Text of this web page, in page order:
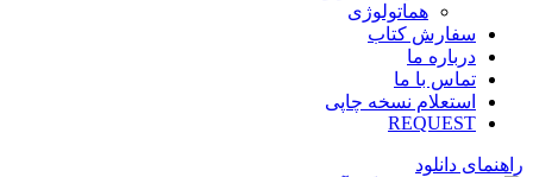
هماتولوژی
سفارش کتاب
درباره ما
تماس با ما
استعلام نسخه چاپی
REQUEST
راهنمای دانلود